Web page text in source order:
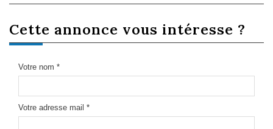
cette annonce vous intéresse ?
Votre nom *
Votre adresse mail *